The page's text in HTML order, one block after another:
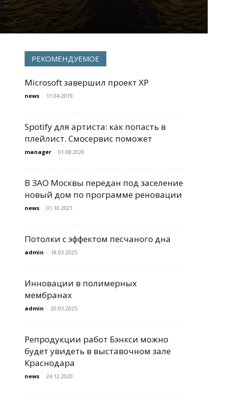
РЕКОМЕНДУЕМОЕ
Microsoft завершил проект XP
news - 11.04.2019
Spotify для артиста: как попасть в
плейлист. Смосервис поможет
manager - 01.08.2020
В ЗАО Москвы передан под заселение
новый дом по программе реновации
news - 01.10.2021
Потолки с эффектом песчаного дна
admin - 18.03.2025
Инновации в полимерных
мембранах
admin - 20.05.2025
Репродукции работ Бэнкси можно
будет увидеть в выставочном зале
Краснодара
news - 24.12.2020